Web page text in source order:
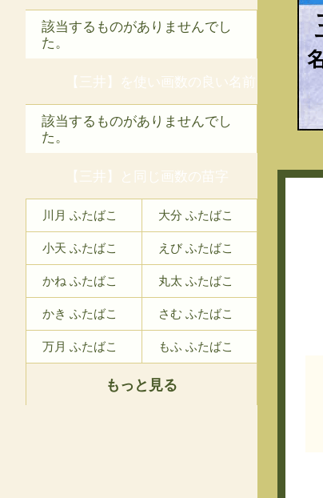
該当するものがありませんでし
た。
【三井】を使い画数の良い名前
該当するものがありませんでし
た。
【三井】と同じ画数の苗字
川月 ふたばこ 大分 ふたばこ
小天 ふたばこ えび ふたばこ
かね ふたばこ 丸太 ふたばこ
かき ふたばこ さむ ふたばこ
万月 ふたばこ もふ ふたばこ
もっと見る